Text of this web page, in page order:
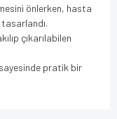
önlerken, hasta
çıkarılabilen
pratik bir